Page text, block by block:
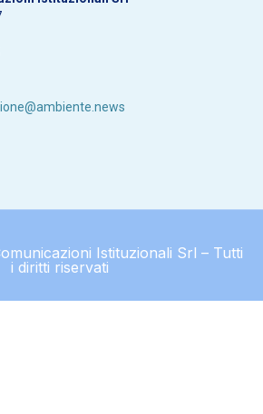
Istituzionali Srl – Tutti
i diritti riservati